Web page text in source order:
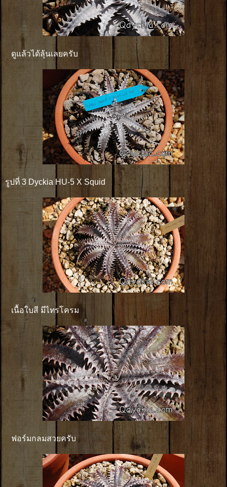
ดูแล้วได้ลุ้นเลยครับ
รูปที่ 3 Dyckia HU-5 X Squid
เนื้อใบสี มีไทรโครม
ฟอร์มกลมสวยครับ